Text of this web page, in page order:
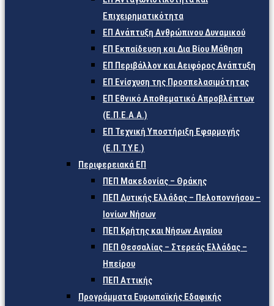
Επιχειρηματικότητα
ΕΠ Ανάπτυξη Ανθρώπινου Δυναμικού
ΕΠ Εκπαίδευση και Δια Βίου Μάθηση
ΕΠ Περιβάλλον και Αειφόρος Ανάπτυξη
ΕΠ Ενίσχυση της Προσπελασιμότητας
ΕΠ Εθνικό Αποθεματικό Απροβλέπτων
(Ε.Π.Ε.Α.Α.)
ΕΠ Τεχνική Υποστήριξη Εφαρμογής
(Ε.Π.Τ.Υ.Ε.)
Περιφερειακά ΕΠ
ΠΕΠ Μακεδονίας – Θράκης
ΠΕΠ Δυτικής Ελλάδας – Πελοποννήσου –
Ιονίων Νήσων
ΠΕΠ Κρήτης και Νήσων Αιγαίου
ΠΕΠ Θεσσαλίας – Στερεάς Ελλάδας –
Ηπείρου
ΠΕΠ Αττικής
Προγράμματα Ευρωπαϊκής Εδαφικής